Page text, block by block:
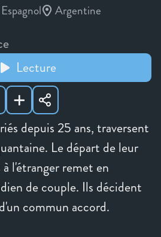
depuis 25 ans, traversent
Le départ de leur
l'étranger remet en
de couple. Ils décident
commun accord.
Espagnol Argentine
Lecture